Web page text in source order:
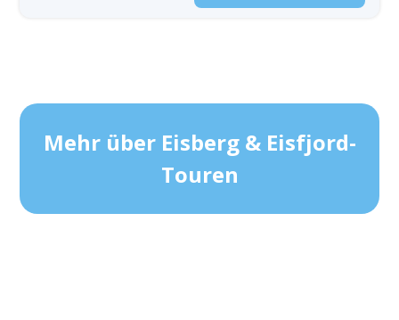
Mehr über Eisberg & Eisfjord-
Touren